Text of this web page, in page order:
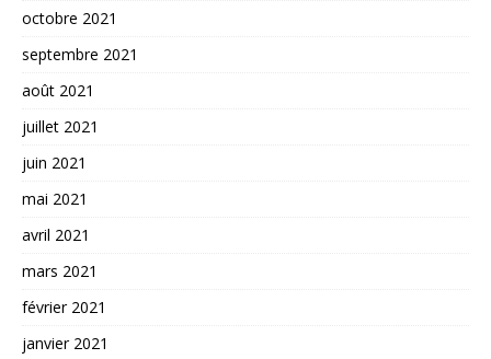
octobre 2021
septembre 2021
août 2021
juillet 2021
juin 2021
mai 2021
avril 2021
mars 2021
février 2021
janvier 2021